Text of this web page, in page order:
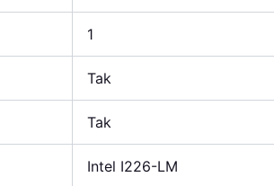
1
Tak
Tak
Intel I226-LM